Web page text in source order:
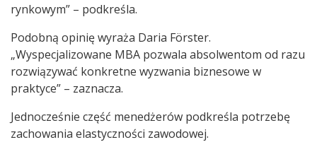
rynkowym” – podkreśla.
Podobną opinię wyraża Daria Förster.
„Wyspecjalizowane MBA pozwala absolwentom od razu
rozwiązywać konkretne wyzwania biznesowe w
praktyce” – zaznacza.
Jednocześnie część menedżerów podkreśla potrzebę
zachowania elastyczności zawodowej.